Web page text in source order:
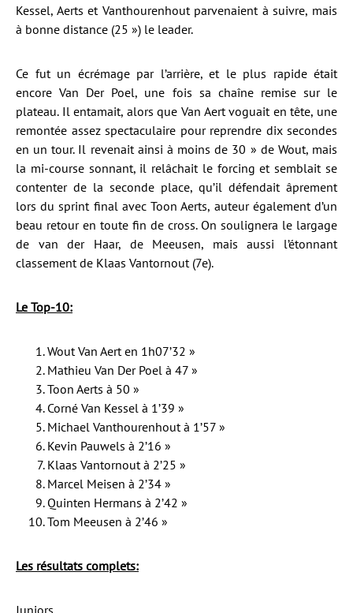
Kessel, Aerts et Vanthourenhout parvenaient à suivre, mais
à bonne distance (25 ») le leader.
Ce fut un écrémage par l’arrière, et le plus rapide était
encore Van Der Poel, une fois sa chaîne remise sur le
plateau. Il entamait, alors que Van Aert voguait en tête, une
remontée assez spectaculaire pour reprendre dix secondes
en un tour. Il revenait ainsi à moins de 30 » de Wout, mais
la mi-course sonnant, il relâchait le forcing et semblait se
contenter de la seconde place, qu’il défendait âprement
lors du sprint final avec Toon Aerts, auteur également d’un
beau retour en toute fin de cross. On soulignera le largage
de van der Haar, de Meeusen, mais aussi l’étonnant
classement de Klaas Vantornout (7e).
Le Top-10:
Wout Van Aert en 1h07’32 »
Mathieu Van Der Poel à 47 »
Toon Aerts à 50 »
Corné Van Kessel à 1’39 »
Michael Vanthourenhout à 1’57 »
Kevin Pauwels à 2’16 »
Klaas Vantornout à 2’25 »
Marcel Meisen à 2’34 »
Quinten Hermans à 2’42 »
Tom Meeusen à 2’46 »
Les résultats complets:
Juniors